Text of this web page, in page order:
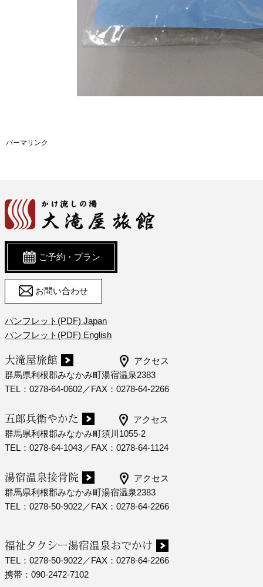
パーマリンク
ご予約・プラン
お問い合わせ
パンフレット(PDF) Japan
パンフレット(PDF) English
大滝屋旅館
アクセス
群馬県利根郡みなかみ町湯宿温泉2383
TEL：0278-64-0602／FAX：0278-64-2266
五郎兵衛やかた
アクセス
群馬県利根郡みなかみ町須川1055-2
TEL：0278-64-1043／FAX：0278-64-1124
湯宿温泉接骨院
アクセス
群馬県利根郡みなかみ町湯宿温泉2383
TEL：0278-50-9022／FAX：0278-64-2266
福祉タクシー湯宿温泉おでかけ
TEL：0278-50-9022／FAX：0278-64-2266
携帯：090-2472-7102